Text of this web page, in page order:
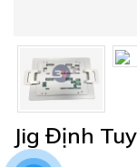
Jig Định